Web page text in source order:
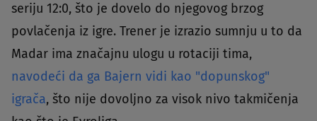
seriju 12:0, što je dovelo do njegovog brzog
povlačenja iz igre. Trener je izrazio sumnju u to da
Madar ima značajnu ulogu u rotaciji tima,
navodeći da ga Bajern vidi kao "dopunskog"
igrača, što nije dovoljno za visok nivo takmičenja